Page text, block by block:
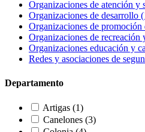
Organizaciones de atención y
Organizaciones de desarrollo
Organizaciones de promoción
Organizaciones de
Organizaciones educación y
Redes y asociaciones de
Departamento
Artigas (1)
Canelones (3)